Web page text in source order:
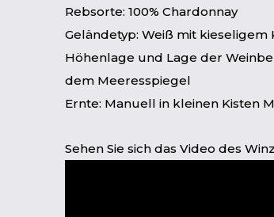
Rebsorte: 100% Chardonnay
Geländetyp: Weiß mit kieseligem
Höhenlage und Lage der
dem Meeresspiegel
Ernte: Manuell in kleinen Kisten
Sehen Sie sich das Video des